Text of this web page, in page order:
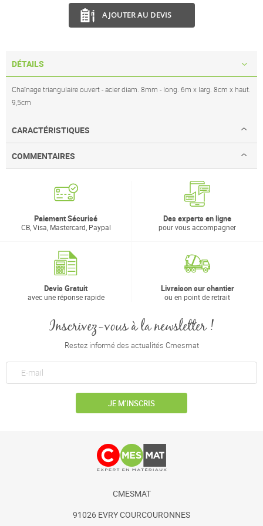
AJOUTER AU DEVIS
DÉTAILS
Chaînage triangulaire ouvert - acier diam. 8mm - long. 6m x larg. 8cm x haut.
9,5cm
CARACTÉRISTIQUES
COMMENTAIRES
Paiement Sécurisé
CB, Visa, Mastercard, Paypal
Des experts en ligne
pour vous accompagner
Devis Gratuit
avec une réponse rapide
Livraison sur chantier
ou en point de retrait
Inscrivez-vous à la newsletter !
Restez informé des actualités Cmesmat
JE M’INSCRIS
CMESMAT
91026 EVRY COURCOURONNES